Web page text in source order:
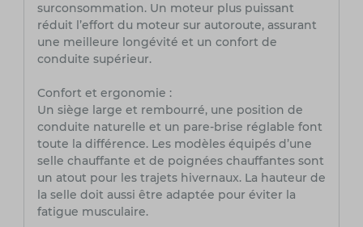
surconsommation. Un moteur plus puissant
réduit l’effort du moteur sur autoroute, assurant
une meilleure longévité et un confort de
conduite supérieur.
Confort et ergonomie :
Un siège large et rembourré, une position de
conduite naturelle et un pare-brise réglable font
toute la différence. Les modèles équipés d’une
selle chauffante et de poignées chauffantes sont
un atout pour les trajets hivernaux. La hauteur de
la selle doit aussi être adaptée pour éviter la
fatigue musculaire.